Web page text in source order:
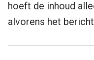
hoeft de inhoud
alvorens het